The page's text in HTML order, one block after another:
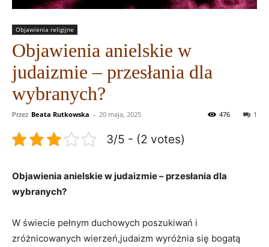
Objawienia religijne
Objawienia anielskie w
judaizmie – przesłania dla
wybranych?
Przez Beata Rutkowska - 20 maja, 2025 1
476
3/5 - (2 votes)
Objawienia anielskie w judaizmie – przesłania dla
wybranych?
W świecie pełnym duchowych poszukiwań i
zróżnicowanych wierzeń,judaizm wyróżnia się bogatą